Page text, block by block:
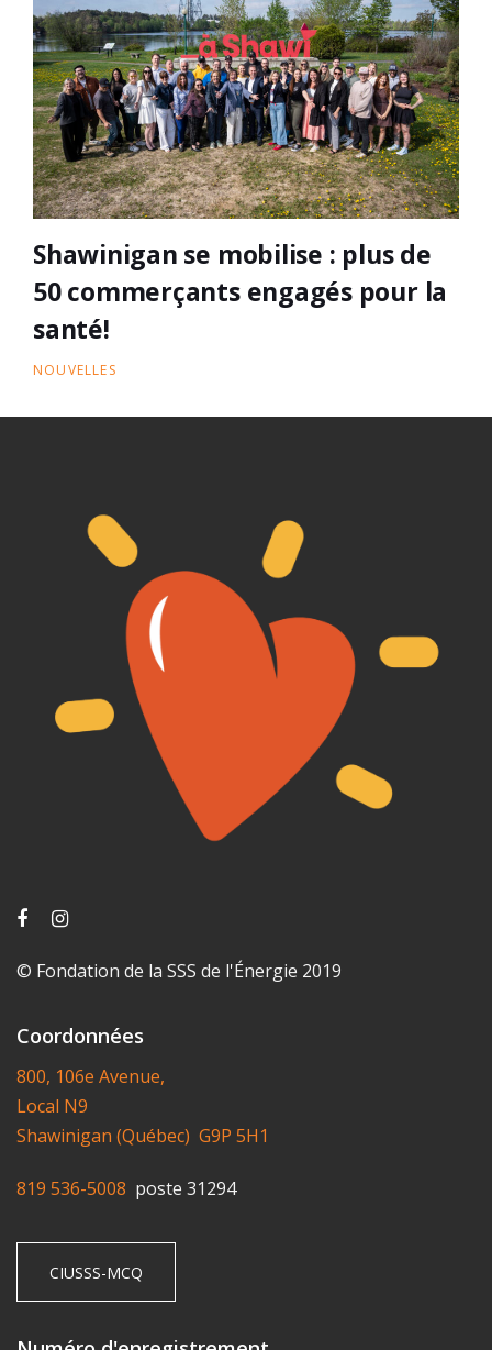
Shawinigan se mobilise : plus de
50 commerçants engagés pour la
santé!
NOUVELLES
© Fondation de la SSS de l'Énergie 2019
Coordonnées
800, 106e Avenue,
Local N9
Shawinigan (Québec) G9P 5H1
819 536-5008 poste 31294
CIUSSS-MCQ